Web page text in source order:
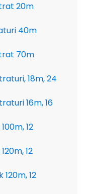
20m
40m
70m
18m, 24
16m, 16
12
12
12